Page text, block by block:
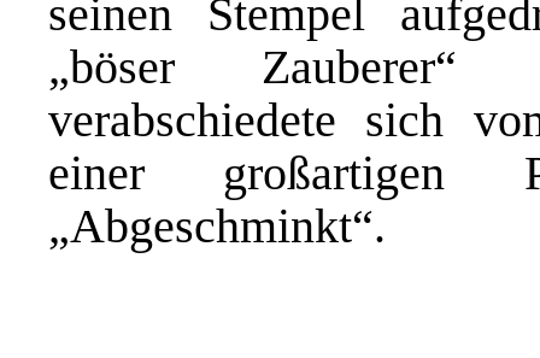
seinen Stempel
„böser Zauberer“
verabschiedete sich
einer großartigen
„Abgeschminkt“.